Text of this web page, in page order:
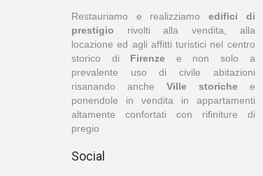
Restauriamo e realizziamo edifici di
prestigio rivolti alla vendita, alla
locazione ed agli affitti turistici nel centro
storico di Firenze e non solo a
prevalente uso di civile abitazioni
risanando anche Ville storichee
ponendole in vendita in appartamenti
altamente confortati con rifiniture di
pregio
Social